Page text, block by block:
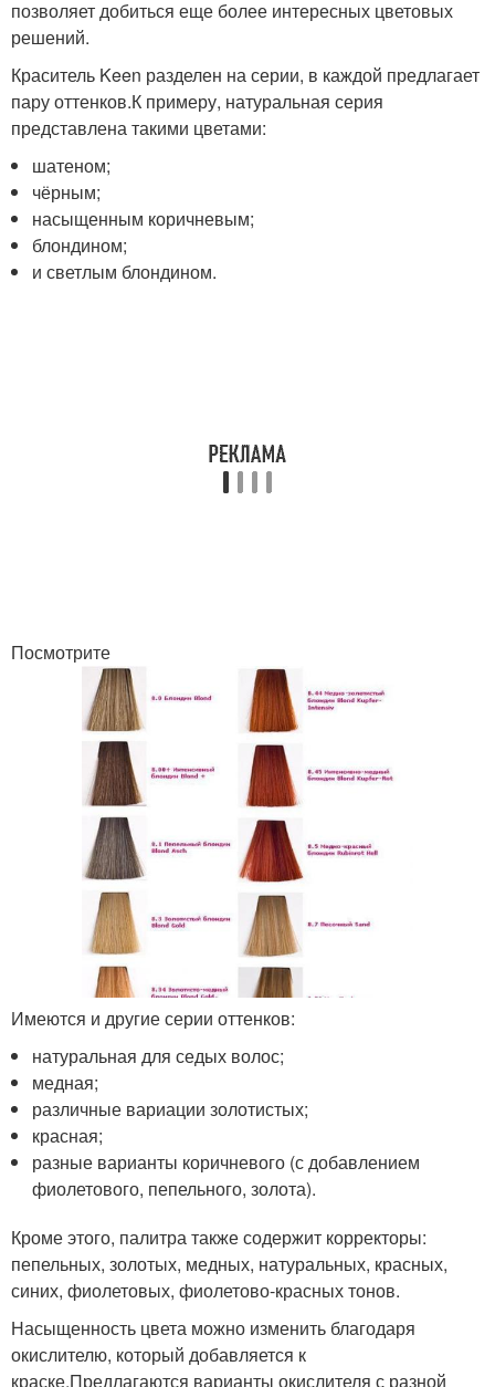
позволяет добиться еще более интересных цветовых
решений.
Краситель Keen разделен на серии, в каждой предлагает
пару оттенков.К примеру, натуральная серия
представлена такими цветами:
шатеном;
чёрным;
насыщенным коричневым;
блондином;
и светлым блондином.
Посмотрите
Имеются и другие серии оттенков:
натуральная для седых волос;
медная;
различные вариации золотистых;
красная;
разные варианты коричневого (с добавлением
фиолетового, пепельного, золота).
Кроме этого, палитра также содержит корректоры:
пепельных, золотых, медных, натуральных, красных,
синих, фиолетовых, фиолетово-красных тонов.
Насыщенность цвета можно изменить благодаря
окислителю, который добавляется к
краске.Предлагаются варианты окислителя с разной